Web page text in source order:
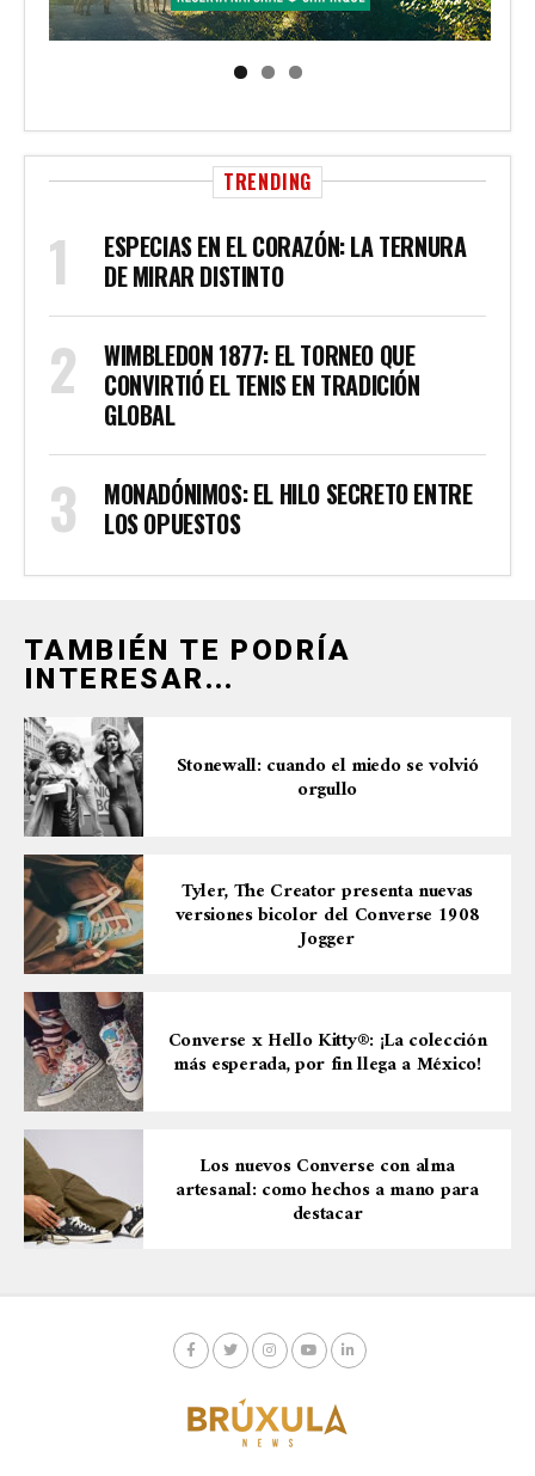
TRENDING
ESPECIAS EN EL CORAZÓN: LA TERNURA
DE MIRAR DISTINTO
WIMBLEDON 1877: EL TORNEO QUE
CONVIRTIÓ EL TENIS EN TRADICIÓN
GLOBAL
MONADÓNIMOS: EL HILO SECRETO ENTRE
LOS OPUESTOS
TAMBIÉN TE PODRÍA
INTERESAR...
Stonewall: cuando el miedo se volvió
orgullo
Tyler, The Creator presenta nuevas
versiones bicolor del Converse 1908
Jogger
Converse x Hello Kitty®: ¡La colección
más esperada, por fin llega a México!
Los nuevos Converse con alma
artesanal: como hechos a mano para
destacar